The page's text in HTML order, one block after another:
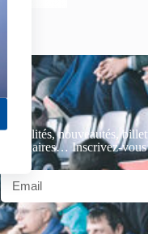
Actualités, nouveautés,
partenaires… Inscrivez-